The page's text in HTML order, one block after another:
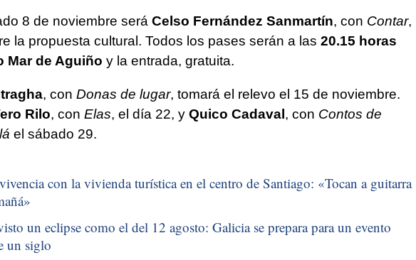
8 de noviembre será Celso Fernández Sanmartín, con Contar,
la propuesta cultural. Todos los pases serán a las 20.15 horas
Mar de Aguiño y la entrada, gratuita.
, con Donas de lugar, tomará el relevo el 15 de noviembre.
Rilo, con Elas, el día 22, y Quico Cadaval , con Contos de
el sábado 29.
con la vivienda turística en el centro de Santiago: «Tocan a guitarra
»
un eclipse como el del 12 agosto: Galicia se prepara para un evento
un siglo